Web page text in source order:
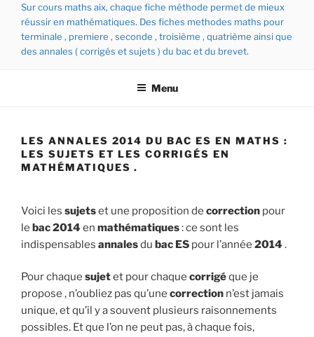
Sur cours maths aix, chaque fiche méthode permet de mieux
réussir en mathématiques. Des fiches methodes maths pour
terminale , premiere , seconde , troisième , quatrième ainsi que
des annales ( corrigés et sujets ) du bac et du brevet.
Menu
LES ANNALES 2014 DU BAC ES EN MATHS :
LES SUJETS ET LES CORRIGÉS EN
MATHÉMATIQUES .
Voici les sujetset une proposition de correction pour
le bac 2014 en mathématiques: ce sont les
indispensables annalesdu bac ES pour l’année 2014 .
Pour chaque sujetet pour chaque corrigéque je
propose , n’oubliez pas qu’une correction n’est jamais
unique, et qu’il y a souvent plusieurs raisonnements
possibles. Et que l’on ne peut pas, à chaque fois,